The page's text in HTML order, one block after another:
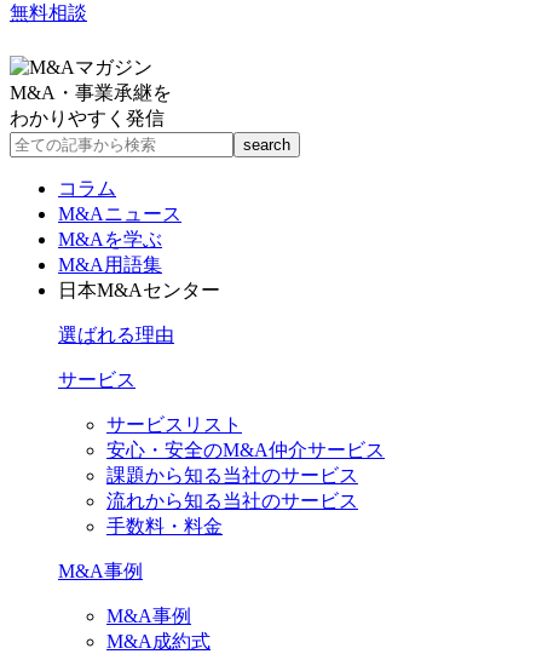
無料相談
M&A・事業承継を
わかりやすく発信
コラム
M&Aニュース
M&Aを学ぶ
M&A用語集
日本M&Aセンター
選ばれる理由
サービス
サービスリスト
安心・安全のM&A仲介サービス
課題から知る当社のサービス
流れから知る当社のサービス
手数料・料金
M&A事例
M&A事例
M&A成約式